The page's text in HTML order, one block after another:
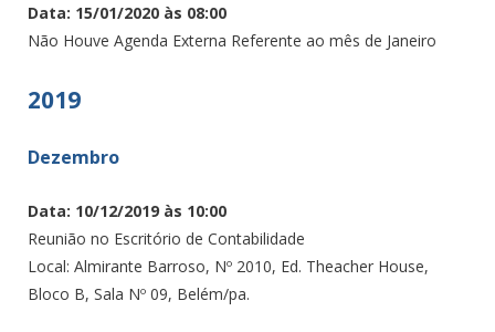
Data: 15/01/2020 às 08:00
Não Houve Agenda Externa Referente ao mês de Janeiro
2019
Dezembro
Data: 10/12/2019 às 10:00
Reunião no Escritório de Contabilidade
Local: Almirante Barroso, Nº 2010, Ed. Theacher House,
Bloco B, Sala Nº 09, Belém/pa.